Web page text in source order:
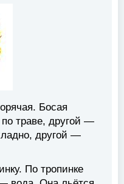
Босая
траве, другой —
другой —
По тропинке